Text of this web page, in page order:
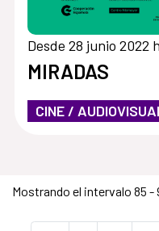
Desde 28 junio 2022
MIRADAS
CINE /
Mostrando el intervalo 85 -